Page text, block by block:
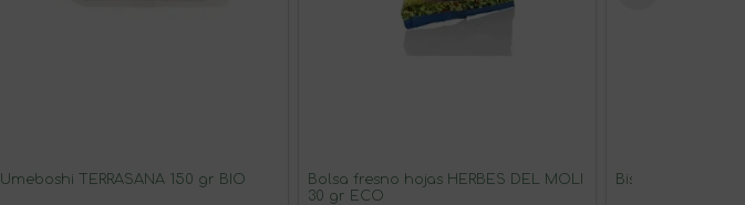
Umeboshi TERRASANA 150 gr BIO
Bolsa fresno hojas HERBES DEL MOLI
30 gr ECO
Biscote kamut